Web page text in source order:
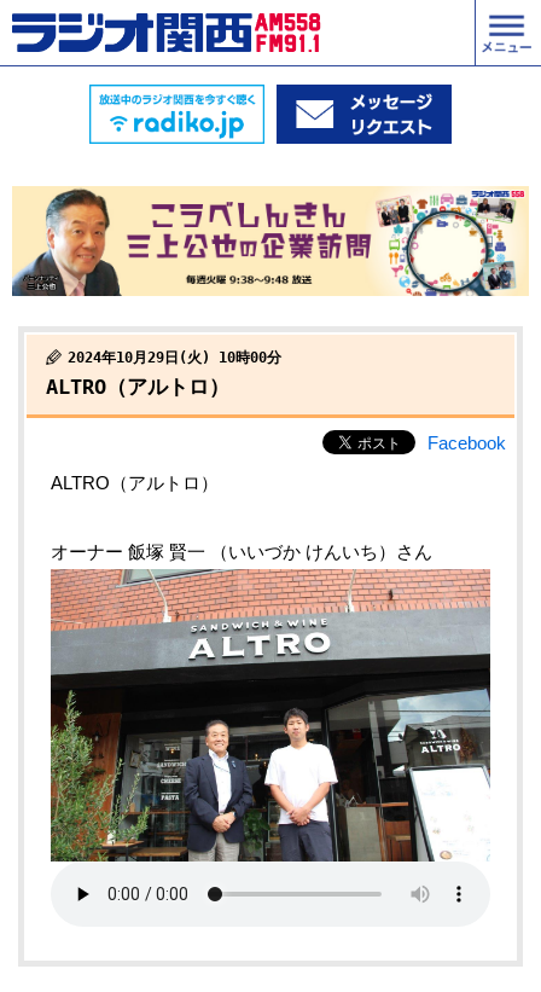
2024年10月29日(火) 10時00分
ALTRO（アルトロ）
Facebook
ALTRO（アルトロ）
オーナー 飯塚 賢一 （いいづか けんいち）さん